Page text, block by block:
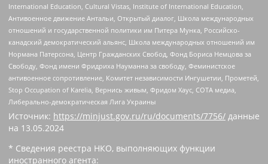
International Education, Cultural Vistas, Institute of International Education,
Антивоенное движение Антальи, Открытый диалог, Школа международных
отношений и государственной политики им Питера Мунка, Российско-
канадский демократический альянс, Школа международных отношений им
Нормана Патерсона, Центр Гражданских Свобод, Фонд Бориса Немцова за
Свободу, Фонд имени Фридриха Науманна за свободу, Феминистское
антивоенное сопротивление, Комитет независимости Ингушетии, Прометей,
Stop Occupation of Karelia, Вернись живым, Фридом Хаус, СОТА медиа,
Либерально-демократическая Лига Украины
Источник: https://minjust.gov.ru/ru/documents/7756/ данные
на 13.05.2024
* Сведения реестра НКО, выполняющих функции
иностранного агента: